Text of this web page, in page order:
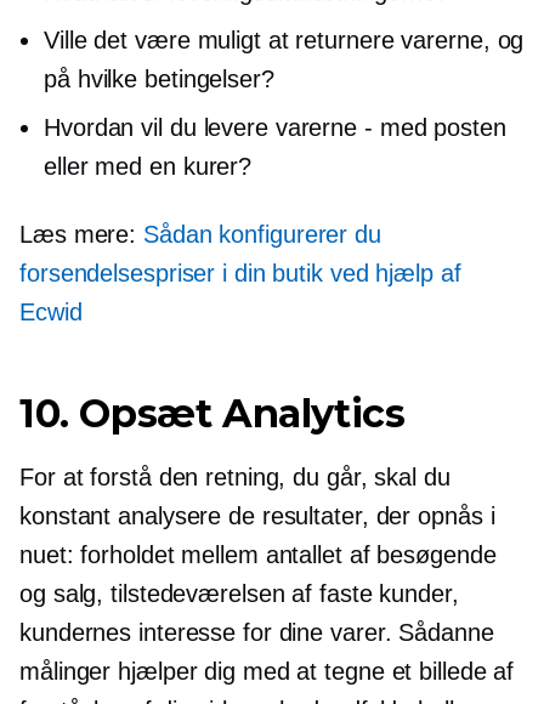
Ville det være muligt at returnere varerne, og
på hvilke betingelser?
Hvordan vil du levere varerne - med posten
eller med en kurer?
Læs mere: Sådan konfigurerer du
forsendelsespriser i din butik ved hjælp af
Ecwid
10. Opsæt Analytics
For at forstå den retning, du går, skal du
konstant analysere de resultater, der opnås i
nuet: forholdet mellem antallet af besøgende
og salg, tilstedeværelsen af ​​faste kunder,
kundernes interesse for dine varer. Sådanne
målinger hjælper dig med at tegne et billede af